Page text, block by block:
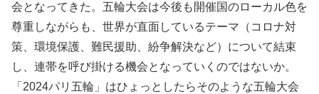
会となってきた。五輪大会は今後も開催国のローカル色を
尊重しながらも、世界が直面しているテーマ（コロナ対
策、環境保護、難民援助、紛争解決など）について結束
し、連帯を呼び掛ける機会となっていくのではないか。
「2024パリ五輪」はひょっとしたらそのような五輪大会